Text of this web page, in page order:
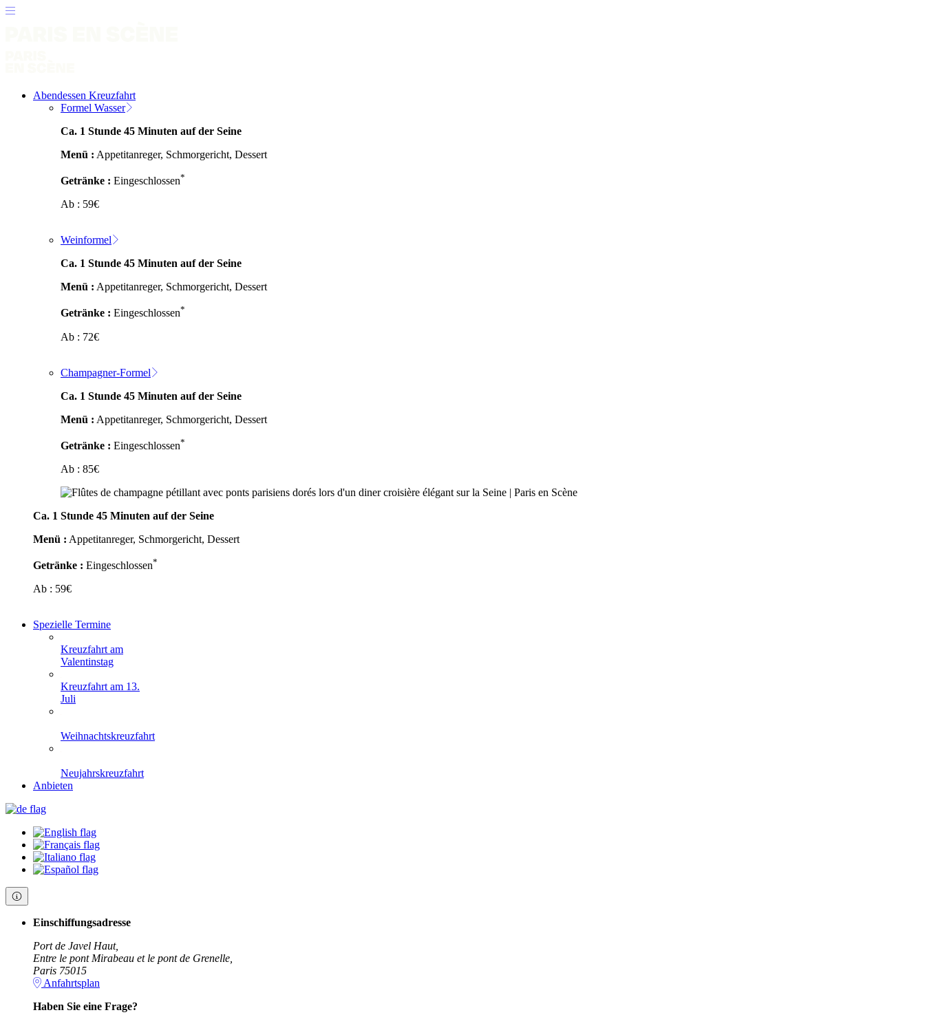
Abendessen Kreuzfahrt
Formel Wasser
Ca. 1 Stunde 45 Minuten auf der Seine
Menü : Appetitanreger, Schmorgericht, Dessert
Getränke : Eingeschlossen*
Ab : 59€
Weinformel
Ca. 1 Stunde 45 Minuten auf der Seine
Menü : Appetitanreger, Schmorgericht, Dessert
Getränke : Eingeschlossen*
Ab : 72€
Champagner-Formel
Ca. 1 Stunde 45 Minuten auf der Seine
Menü : Appetitanreger, Schmorgericht, Dessert
Getränke : Eingeschlossen*
Ab : 85€
Ca. 1 Stunde 45 Minuten auf der Seine
Menü : Appetitanreger, Schmorgericht, Dessert
Getränke : Eingeschlossen*
Ab : 59€
Spezielle Termine
Kreuzfahrt am
Valentinstag
Kreuzfahrt am 13.
Juli
Weihnachtskreuzfahrt
Neujahrskreuzfahrt
Anbieten
Einschiffungsadresse
Port de Javel Haut,
Entre le pont Mirabeau et le pont de Grenelle,
Paris 75015
Anfahrtsplan
Haben Sie eine Frage?